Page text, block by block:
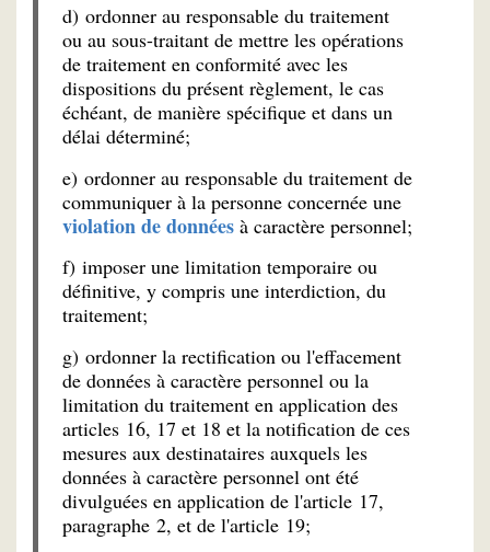
d) ordonner au responsable du traitement
ou au sous-traitant de mettre les opérations
de traitement en conformité avec les
dispositions du présent règlement, le cas
échéant, de manière spécifique et dans un
délai déterminé;
e) ordonner au responsable du traitement de
communiquer à la personne concernée une
violation de données à caractère personnel;
f) imposer une limitation temporaire ou
définitive, y compris une interdiction, du
traitement;
g) ordonner la rectification ou l'effacement
de données à caractère personnel ou la
limitation du traitement en application des
articles 16, 17 et 18 et la notification de ces
mesures aux destinataires auxquels les
données à caractère personnel ont été
divulguées en application de l'article 17,
paragraphe 2, et de l'article 19;